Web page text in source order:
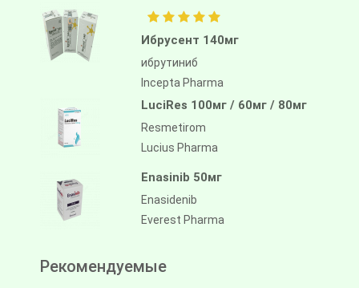
Ибрусент 140мг
ибрутиниб
Incepta Pharma
LuciRes 100мг / 60мг / 80мг
Resmetirom
Lucius Pharma
Enasinib 50мг
Enasidenib
Everest Pharma
Рекомендуемые